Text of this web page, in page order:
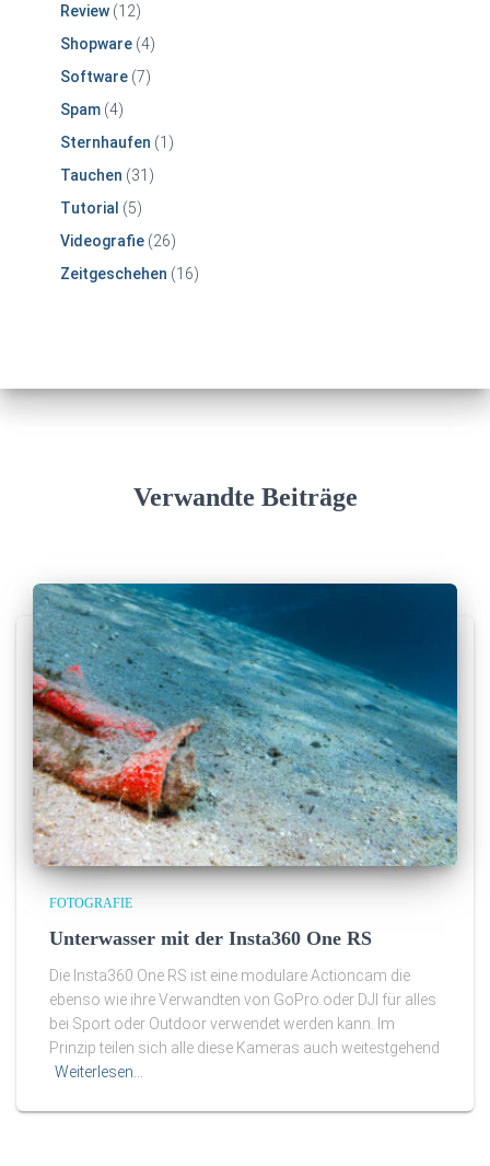
Review (12)
Shopware (4)
Software (7)
Spam (4)
Sternhaufen (1)
Tauchen (31)
Tutorial (5)
Videografie (26)
Zeitgeschehen (16)
Verwandte Beiträge
FOTOGRAFIE
Unterwasser mit der Insta360 One RS
Die Insta360 One RS ist eine modulare Actioncam die
ebenso wie ihre Verwandten von GoPro oder DJI für alles
bei Sport oder Outdoor verwendet werden kann. Im
Prinzip teilen sich alle diese Kameras auch weitestgehend
Weiterlesen…